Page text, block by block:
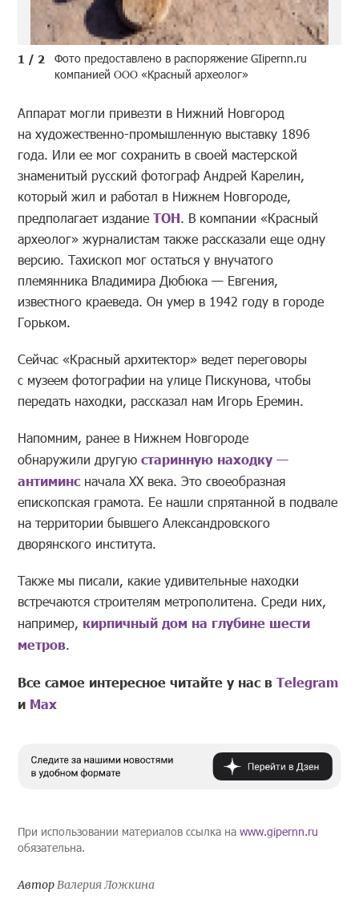
1 / 2
Фото предоставлено в распоряжение GIipernn.ru
компанией ООО «Красный археолог»
Аппарат могли привезти в Нижний Новгород
на художественно-промышленную выставку 1896
года. Или ее мог сохранить в своей мастерской
знаменитый русский фотограф Андрей Карелин,
который жил и работал в Нижнем Новгороде,
предполагает изданиеТОН. В компании «Красный
археолог» журналистам также рассказали еще одну
версию. Тахископ мог остаться у внучатого
племянника Владимира Дюбюка — Евгения,
известного краеведа. Он умер в 1942 году в городе
Горьком.
Сейчас «Красный архитектор» ведет переговоры
с музеем фотографии на улице Пискунова, чтобы
передать находки, рассказал нам Игорь Еремин.
Напомним, ранее в Нижнем Новгороде
обнаружили другуюстаринную находку —
антиминсначала XX века. Это своеобразная
епископская грамота. Ее нашли спрятанной в подвале
на территории бывшего Александровского
дворянского института.
Также мы писали, какие удивительные находки
встречаются строителям метрополитена. Среди них,
например, кирпичный дом на глубине шести
метров.
Все самое интересное читайте у нас вTelegram
и Mах
При использовании материалов ссылка наwww.gipernn.ru
обязательна.
АвторВалерия Ложкина